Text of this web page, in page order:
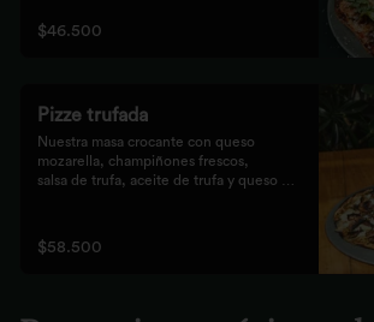
$46.500
Pizze trufada
Nuestra masa crocante con queso
mozarella, champiñones frescos,
salsa de trufa, aceite de trufa y queso
$58.500